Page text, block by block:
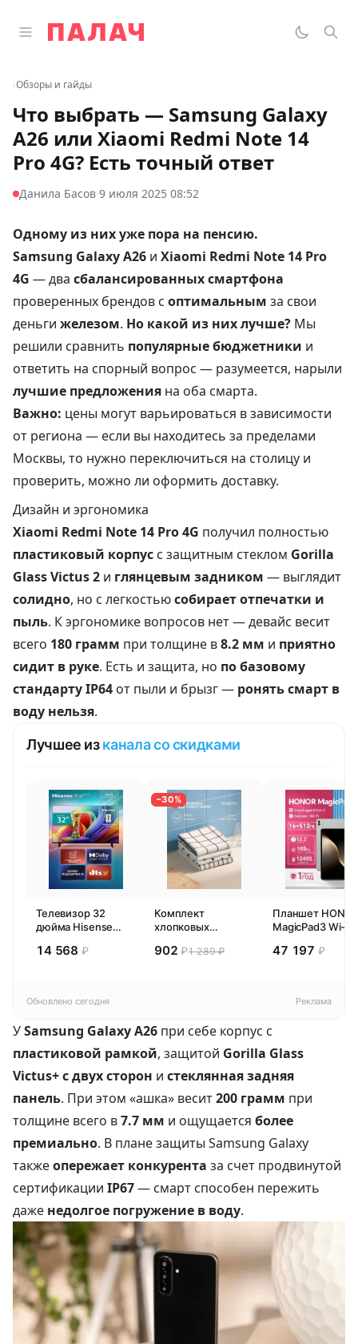
Открыть главное меню
Палач
‹Обзоры и гайды
Что выбрать — Samsung Galaxy
A26 или Xiaomi Redmi Note 14
Pro 4G? Есть точный ответ
Данила Басов·9 июля 2025 08:52
Одному из них уже пора на пенсию.
Samsung Galaxy A26 и Xiaomi Redmi Note 14 Pro
4G — два сбалансированных смартфона
проверенных брендов с оптимальным за свои
деньги железом. Но какой из них лучше? Мы
решили сравнить популярные бюджетники и
ответить на спорный вопрос — разумеется, нарыли
лучшие предложения на оба смарта.
Важно: цены могут варьироваться в зависимости
от региона — если вы находитесь за пределами
Москвы, то нужно переключиться на столицу и
проверить, можно ли оформить доставку.
Дизайн и эргономика
Xiaomi Redmi Note 14 Pro 4G получил полностью
пластиковый корпус с защитным стеклом Gorilla
Glass Victus 2 и глянцевым задником — выглядит
солидно, но с легкостьюсобирает отпечатки и
пыль. К эргономике вопросов нет — девайс весит
всего 180 грамм при толщине в8.2 мм и приятно
сидит в руке. Есть и защита, но по базовому
стандарту IP64 от пыли и брызг — ронять смарт в
воду нельзя.
Лучшее изканала со скидками
Телевизор 32
дюйма Hisense
Смарт ТВ HD
14 568 ₽
−30%
Комплект
хлопковых
полотенец 4 шт,
902₽1 289 ₽
Планшет
MagicPad3 Wi-Fi,
Snapdragon 8,
47 197 ₽
Обновлено сегодня Реклама
УSamsung Galaxy A26 при себе корпус с
пластиковой рамкой, защитой Gorilla Glass
Victus+ с двух сторон и стеклянная задняя
панель. При этом «ашка» весит200 грамм при
толщине всего в7.7 мм и ощущается более
премиально. В плане защиты Samsung Galaxy
такжеопережает конкурента за счет продвинутой
сертификации IP67— смарт способен пережить
даже недолгое погружение в воду.